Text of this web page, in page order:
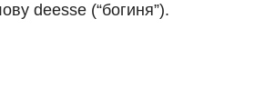
deesse (“богиня”).